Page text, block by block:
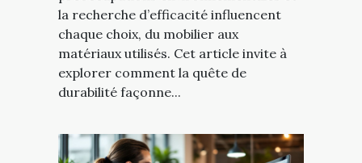
la recherche d’efficacité influencent
chaque choix, du mobilier aux
matériaux utilisés. Cet article invite à
explorer comment la quête de
durabilité façonne...